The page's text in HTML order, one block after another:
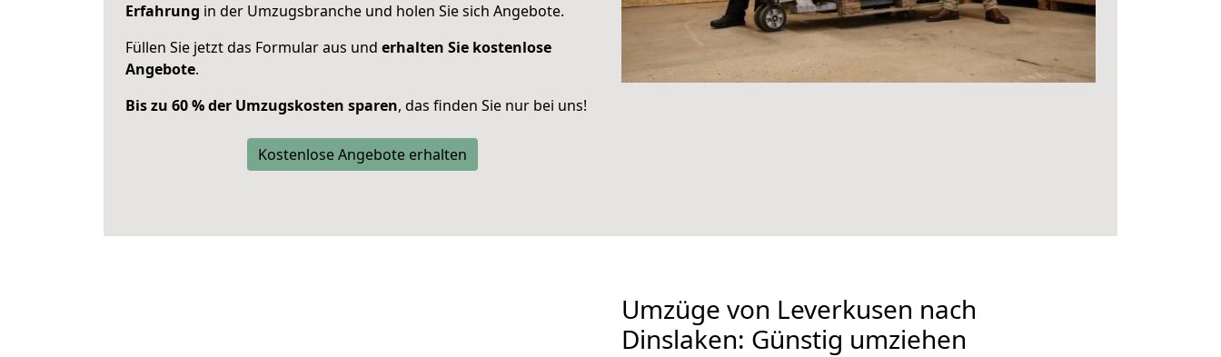
Erfahrung in der Umzugsbranche und holen Sie sich Angebote.
Füllen Sie jetzt das Formular aus und erhalten Sie kostenlose
Angebote.
Bis zu 60 % der Umzugskosten sparen, das finden Sie nur bei uns!
Kostenlose Angebote erhalten
Umzüge von Leverkusen nach
Dinslaken: Günstig umziehen